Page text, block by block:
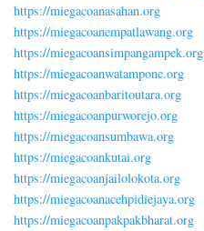
https://miegacoanasahan.org
https://miegacoanempatlawang.org
https://miegacoansimpangampek.org
https://miegacoanwatampone.org
https://miegacoanbaritoutara.org
https://miegacoanpurworejo.org
https://miegacoansumbawa.org
https://miegacoankutai.org
https://miegacoanjailolokota.org
https://miegacoanacehpidiejaya.org
https://miegacoanpakpakbharat.org